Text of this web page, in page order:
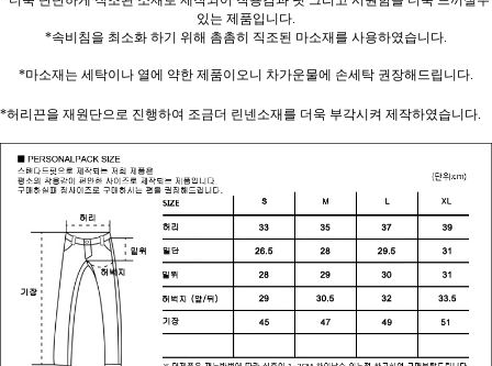
있는 제품입니다.
*속비침을 최소화 하기 위해 촘촘히 직조된 마소재를 사용하였습니다.
*마소재는 세탁이나 열에 약한 제품이오니 차가운물에 손세탁 권장해드립니다.
*허리끈을 재원단으로 진행하여 조금더 린넨소재를 더욱 부각시켜 제작하였습니다.